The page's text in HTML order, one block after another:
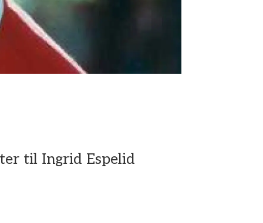
til Ingrid Espelid